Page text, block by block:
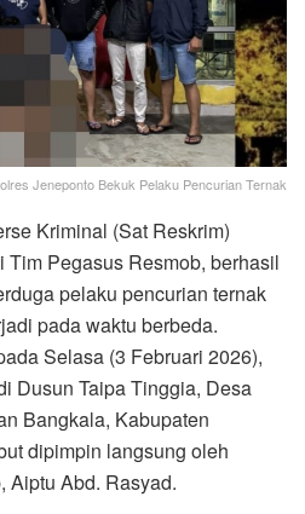
Jeneponto Bekuk Pelaku Pencurian Ternak
Kriminal (Sat Reskrim)
Pegasus Resmob, berhasil
pelaku pencurian ternak
pada waktu berbeda.
Selasa (3 Februari 2026),
Dusun Taipa Tinggia, Desa
Bangkala, Kabupaten
dipimpin langsung oleh
Aiptu Abd. Rasyad.